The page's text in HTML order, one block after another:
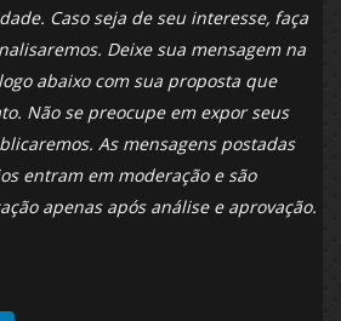
Caso seja de seu interesse, faça
Deixe sua mensagem na
abaixo com sua proposta que
Não se preocupe em expor seus
As mensagens postadas
entram em moderação e são
apenas após análise e aprovação.